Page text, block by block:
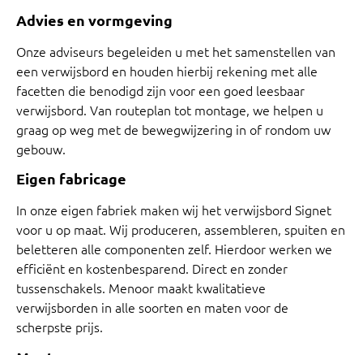
Advies en vormgeving
Onze adviseurs begeleiden u met het samenstellen van
een verwijsbord en houden hierbij rekening met alle
facetten die benodigd zijn voor een goed leesbaar
verwijsbord. Van routeplan tot montage, we helpen u
graag op weg met de bewegwijzering in of rondom uw
gebouw.
Eigen fabricage
In onze eigen fabriek maken wij het verwijsbord Signet
voor u op maat. Wij produceren, assembleren, spuiten en
beletteren alle componenten zelf. Hierdoor werken we
efficiënt en kostenbesparend. Direct en zonder
tussenschakels. Menoor maakt kwalitatieve
verwijsborden in alle soorten en maten voor de
scherpste prijs.